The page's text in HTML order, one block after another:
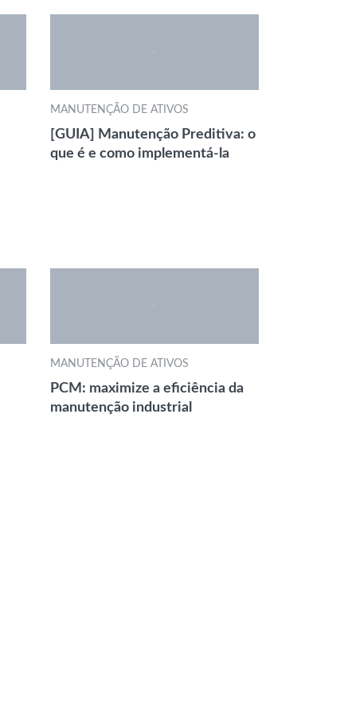
MANUTENÇÃO DE ATIVOS
[GUIA] Manutenção Preditiva: o
que é e como implementá-la
MANUTENÇÃO DE ATIVOS
PCM: maximize a eficiência da
manutenção industrial